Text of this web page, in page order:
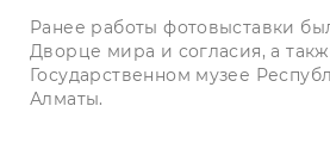
Ранее работы фотовыставки
Дворце мира и согласия, а
Государственном музее
Алматы.